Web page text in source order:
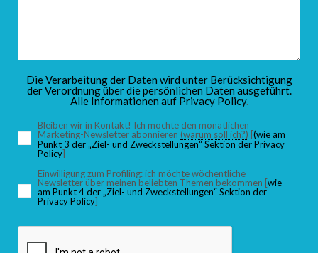
KINDER
SUCHEN
Die Verarbeitung der Daten wird unter Berücksichtigung
der Verordnung über die persönlichen Daten ausgeführt.
Alle Informationen auf Privacy Policy.
Bleiben wir in Kontakt! Ich möchte den monatlichen
Marketing-Newsletter abonnieren (warum soll ich?) [(wie am
Punkt 3 der „Ziel- und Zweckstellungen“ Sektion der Privacy
Policy]
Einwilligung zum Profiling: ich möchte wöchentliche
Newsletter über meinen beliebten Themen bekommen [wie
am Punkt 4 der „Ziel- und Zweckstellungen“ Sektion der
Privacy Policy]